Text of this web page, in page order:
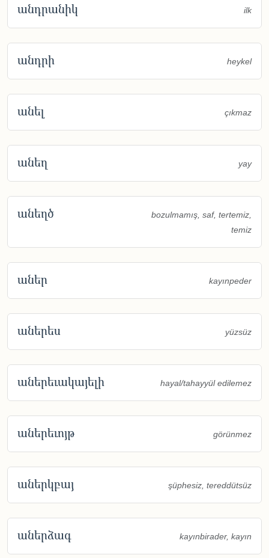
անդրանիկ ilk
անդրի heykel
անել çıkmaz
անեղ yay
անեղծ
bozulmamış, saf, tertemiz,
temiz
աներ kayınpeder
աներես yüzsüz
աներեւակայելի hayal/tahayyül edilemez
աներեւոյթ görünmez
աներկբայ şüphesiz, tereddütsüz
աներձագ kayınbirader, kayın